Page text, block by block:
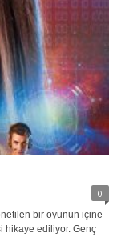
0
bir oyunun içine
hikaye ediliyor. Genç